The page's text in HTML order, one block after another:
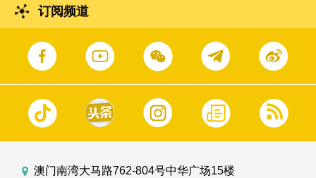
订阅频道
澳门南湾大马路762-804号中华广场15楼